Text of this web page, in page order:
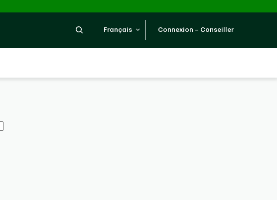
Recherche
Français Connexion – Conseiller